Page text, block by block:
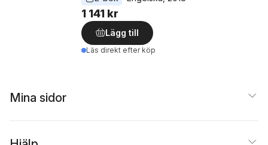
1 141 kr
Lägg till
Läs direkt efter köp
Mina sidor